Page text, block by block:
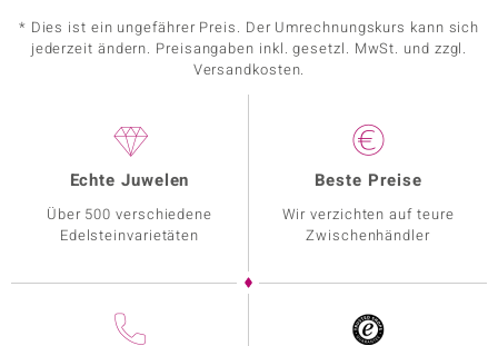
* Dies ist ein ungefährer Preis. Der Umrechnungskurs kann sich
jederzeit ändern. Preisangaben inkl. gesetzl. MwSt. und zzgl.
Versandkosten.
Echte Juwelen
Über 500 verschiedene
Edelsteinvarietäten
Beste Preise
Wir verzichten auf teure
Zwischenhändler